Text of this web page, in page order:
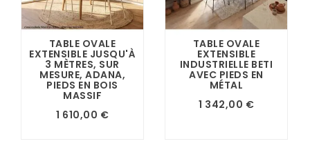
TABLE OVALE
EXTENSIBLE JUSQU'À
3 MÈTRES, SUR
MESURE, ADANA,
PIEDS EN BOIS
MASSIF
1 610,00 €
TABLE OVALE
EXTENSIBLE
INDUSTRIELLE BETI
AVEC PIEDS EN
MÉTAL
1 342,00 €